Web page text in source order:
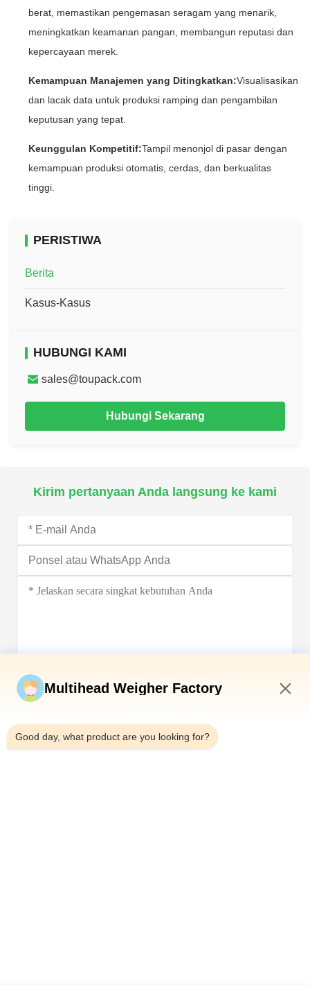
berat, memastikan pengemasan seragam yang menarik,
meningkatkan keamanan pangan, membangun reputasi dan
kepercayaan merek.
Kemampuan Manajemen yang Ditingkatkan:Visualisasikan
dan lacak data untuk produksi ramping dan pengambilan
keputusan yang tepat.
Keunggulan Kompetitif:Tampil menonjol di pasar dengan
kemampuan produksi otomatis, cerdas, dan berkualitas
tinggi.
PERISTIWA
Berita
Kasus-Kasus
HUBUNGI KAMI
sales@toupack.com
Hubungi Sekarang
Kirim pertanyaan Anda langsung ke kami
Multihead Weigher Factory
Good day, what product are you looking for?